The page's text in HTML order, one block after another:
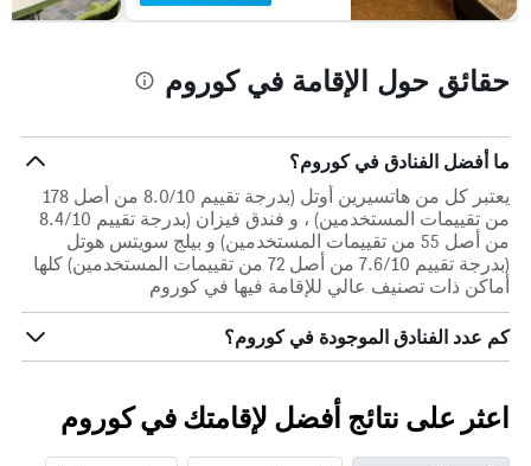
حقائق حول الإقامة في كوروم
ما أفضل الفنادق في كوروم؟
يعتبر كل من هاتسيرين أوتل (بدرجة تقييم 8.0/10 من أصل 178
من تقييمات المستخدمين) ، و فندق فيزان (بدرجة تقييم 8.4/10
من أصل 55 من تقييمات المستخدمين) و بيلج سويتس هوتل
(بدرجة تقييم 7.6/10 من أصل 72 من تقييمات المستخدمين) كلها
أماكن ذات تصنيف عالي للإقامة فيها في كوروم
كم عدد الفنادق الموجودة في كوروم؟
اعثر على نتائج أفضل لإقامتك في كوروم